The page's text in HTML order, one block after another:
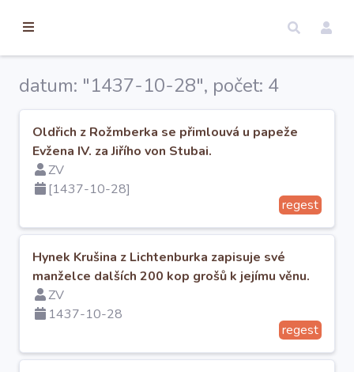
Úvod
Edice
Hledat
Mapy
datum: "1437-10-28", počet: 4
Oldřich z Rožmberka se přimlouvá u papeže
Evžena IV. za Jiřího von Stubai.
ZV
[1437-10-28]
regest
Hynek Krušina z Lichtenburka zapisuje své
manželce dalších 200 kop grošů k jejímu věnu.
ZV
1437-10-28
regest